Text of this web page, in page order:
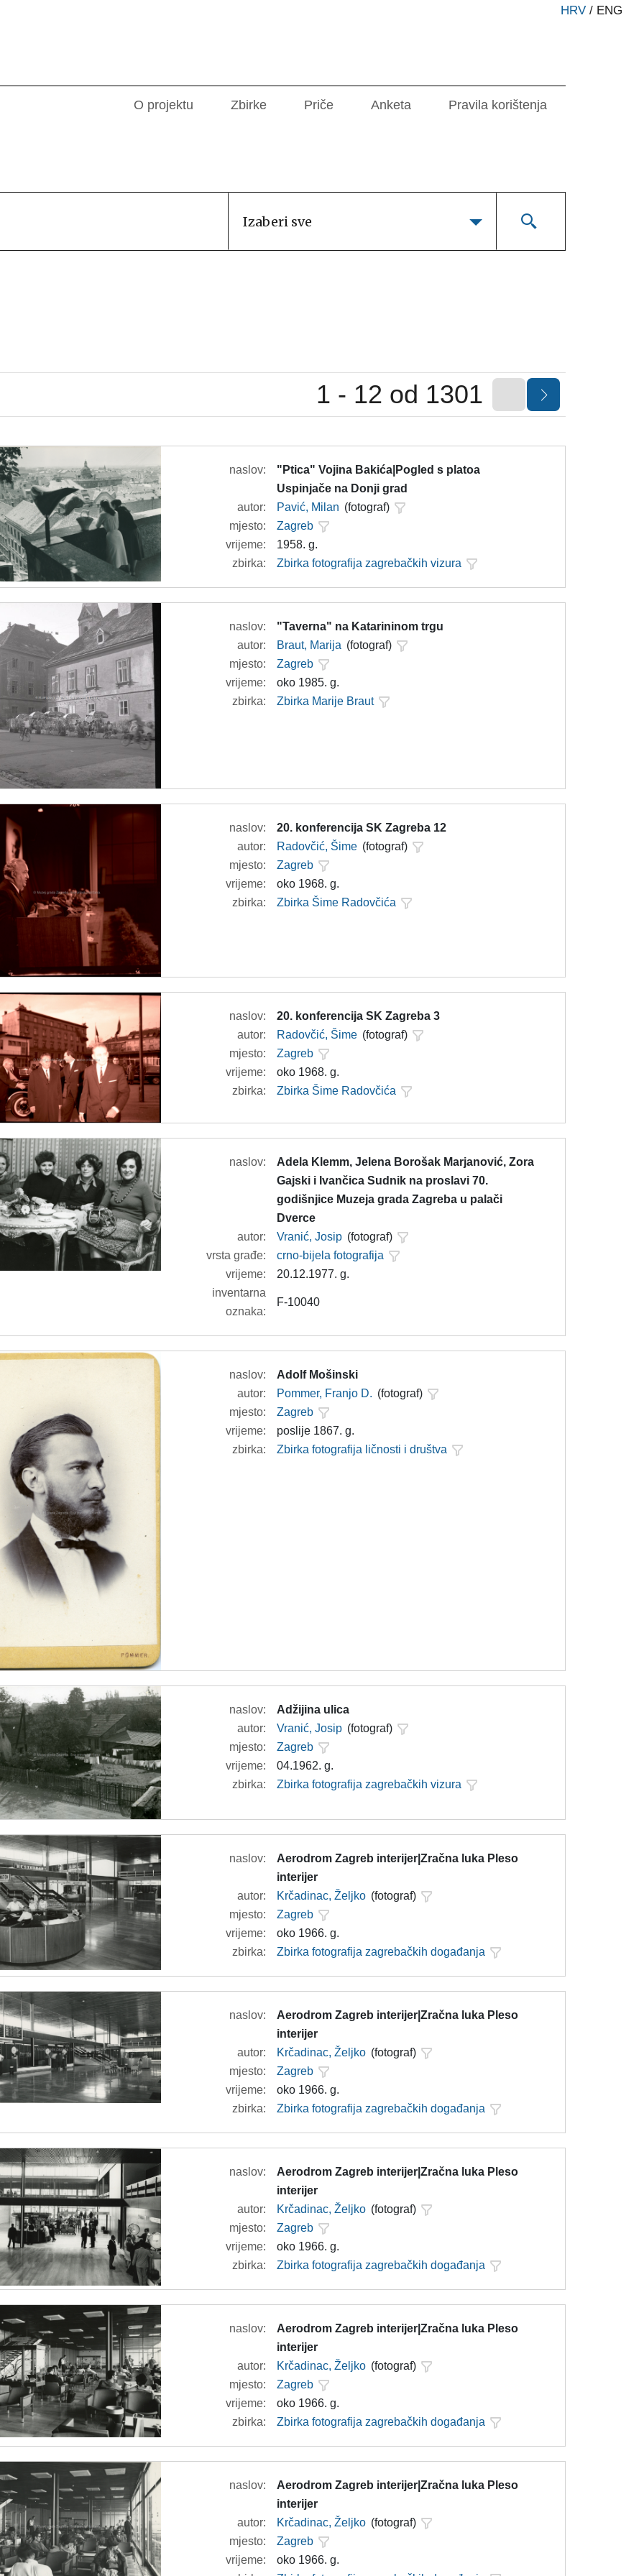
HRV / ENG
O projektu Zbirke Priče Anketa Pravila korištenja
Izaberi sve
1 - 12 od 1301
naslov:
"Ptica" Vojina Bakića|Pogled s platoa
Uspinjače na Donji grad
autor:
Pavić, Milan (fotograf)
mjesto:
Zagreb
vrijeme:
1958. g.
zbirka:
Zbirka fotografija zagrebačkih vizura
naslov:
"Taverna" na Katarininom trgu
autor:
Braut, Marija (fotograf)
mjesto:
Zagreb
vrijeme:
oko 1985. g.
zbirka:
Zbirka Marije Braut
naslov:
20. konferencija SK Zagreba 12
autor:
Radovčić, Šime (fotograf)
mjesto:
Zagreb
vrijeme:
oko 1968. g.
zbirka:
Zbirka Šime Radovčića
naslov:
20. konferencija SK Zagreba 3
autor:
Radovčić, Šime (fotograf)
mjesto:
Zagreb
vrijeme:
oko 1968. g.
zbirka:
Zbirka Šime Radovčića
naslov:
Adela Klemm, Jelena Borošak Marjanović, Zora
Gajski i Ivančica Sudnik na proslavi 70.
godišnjice Muzeja grada Zagreba u palači
Dverce
autor:
Vranić, Josip (fotograf)
vrsta građe:
crno-bijela fotografija
vrijeme:
20.12.1977. g.
inventarna
oznaka:
F-10040
naslov:
Adolf Mošinski
autor:
Pommer, Franjo D. (fotograf)
mjesto:
Zagreb
vrijeme:
poslije 1867. g.
zbirka:
Zbirka fotografija ličnosti i društva
naslov:
Adžijina ulica
autor:
Vranić, Josip (fotograf)
mjesto:
Zagreb
vrijeme:
04.1962. g.
zbirka:
Zbirka fotografija zagrebačkih vizura
naslov:
Aerodrom Zagreb interijer|Zračna luka Pleso
interijer
autor:
Krčadinac, Željko (fotograf)
mjesto:
Zagreb
vrijeme:
oko 1966. g.
zbirka:
Zbirka fotografija zagrebačkih događanja
naslov:
Aerodrom Zagreb interijer|Zračna luka Pleso
interijer
autor:
Krčadinac, Željko (fotograf)
mjesto:
Zagreb
vrijeme:
oko 1966. g.
zbirka:
Zbirka fotografija zagrebačkih događanja
naslov:
Aerodrom Zagreb interijer|Zračna luka Pleso
interijer
autor:
Krčadinac, Željko (fotograf)
mjesto:
Zagreb
vrijeme:
oko 1966. g.
zbirka:
Zbirka fotografija zagrebačkih događanja
naslov:
Aerodrom Zagreb interijer|Zračna luka Pleso
interijer
autor:
Krčadinac, Željko (fotograf)
mjesto:
Zagreb
vrijeme:
oko 1966. g.
zbirka:
Zbirka fotografija zagrebačkih događanja
naslov:
Aerodrom Zagreb interijer|Zračna luka Pleso
interijer
autor:
Krčadinac, Željko (fotograf)
mjesto:
Zagreb
vrijeme:
oko 1966. g.